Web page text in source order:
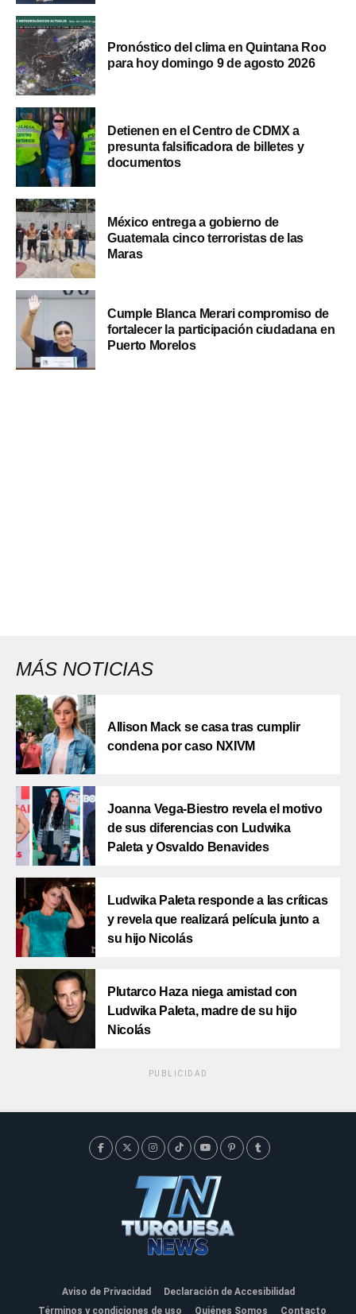
Pronóstico del clima en Quintana Roo
para hoy domingo 9 de agosto 2026
Detienen en el Centro de CDMX a
presunta falsificadora de billetes y
documentos
México entrega a gobierno de
Guatemala cinco terroristas de las
Maras
Cumple Blanca Merari compromiso de
fortalecer la participación ciudadana en
Puerto Morelos
MÁS NOTICIAS
Allison Mack se casa tras cumplir
condena por caso NXIVM
Joanna Vega-Biestro revela el motivo
de sus diferencias con Ludwika
Paleta y Osvaldo Benavides
Ludwika Paleta responde a las críticas
y revela que realizará película junto a
su hijo Nicolás
Plutarco Haza niega amistad con
Ludwika Paleta, madre de su hijo
Nicolás
PUBLICIDAD
Aviso de Privacidad
Declaración de Accesibilidad
Términos y condiciones de uso
Quiénes Somos Contacto